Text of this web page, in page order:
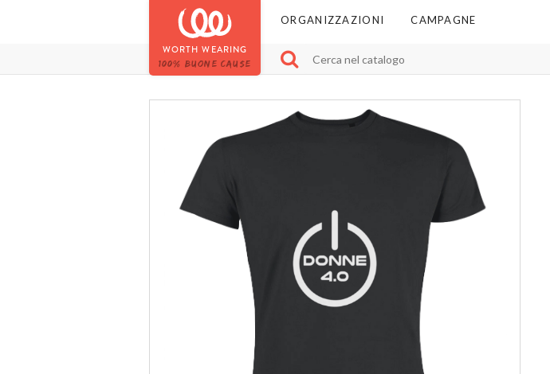
WORTH WEARING
100% BUONE CAUSE
ORGANIZZAZIONI CAMPAGNE